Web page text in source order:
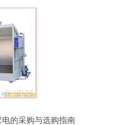
的采购与选购指南